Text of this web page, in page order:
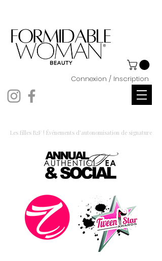
Connexion / Inscription
Les filles B2F ! Événements d'autonomisation de signature